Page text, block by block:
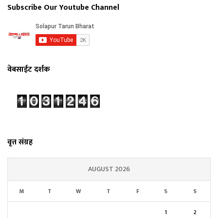
Subscribe Our Youtube Channel
वेबसाईट दर्शक
वृत्त संग्रह
AUGUST 2026
M T W T F S S
1
2